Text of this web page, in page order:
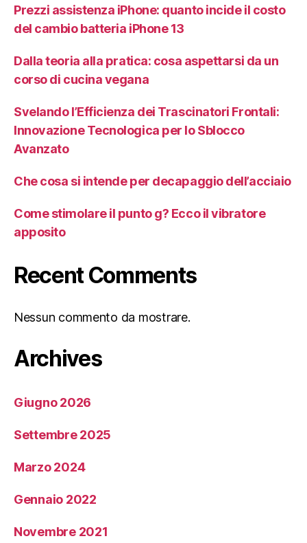
Prezzi assistenza iPhone: quanto incide il costo
del cambio batteria iPhone 13
Dalla teoria alla pratica: cosa aspettarsi da un
corso di cucina vegana
Svelando l’Efficienza dei Trascinatori Frontali:
Innovazione Tecnologica per lo Sblocco
Avanzato
Che cosa si intende per decapaggio dell’acciaio
Come stimolare il punto g? Ecco il vibratore
apposito
Recent Comments
Nessun commento da mostrare.
Archives
Giugno 2026
Settembre 2025
Marzo 2024
Gennaio 2022
Novembre 2021